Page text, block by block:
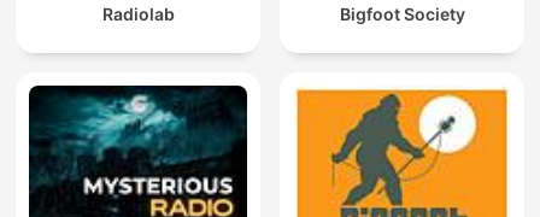
Radiolab Bigfoot Society